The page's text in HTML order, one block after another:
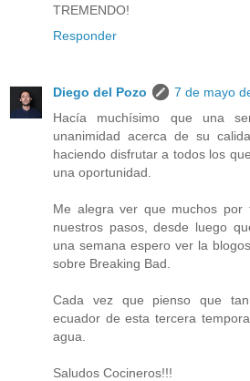
TREMENDO!
Responder
Diego del Pozo
7 de mayo
Hacía muchísimo que una
unanimidad acerca de su
haciendo disfrutar a todos los
una oportunidad.
Me alegra ver que muchos por
nuestros pasos, desde luego
una semana espero ver la
sobre Breaking Bad.
Cada vez que pienso que
ecuador de esta tercera
agua.
Saludos Cocineros!!!